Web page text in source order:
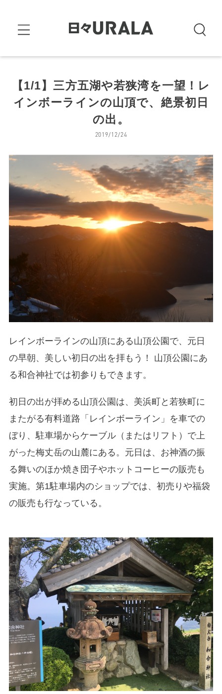
【1/1】三方五湖や若狭湾を一望！レ
インボーラインの山頂で、絶景初日
の出。
2019/12/24
レインボーラインの山頂にある山頂公園で、元日
の早朝、美しい初日の出を拝もう！ 山頂公園にあ
る和合神社では初参りもできます。
初日の出が拝める山頂公園は、美浜町と若狭町に
またがる有料道路「レインボーライン」を車での
ぼり、駐車場からケーブル（またはリフト）で上
がった梅丈岳の山麓にある。元日は、お神酒の振
る舞いのほか焼き団子やホットコーヒーの販売も
実施。第1駐車場内のショップでは、初売りや福袋
の販売も行なっている。